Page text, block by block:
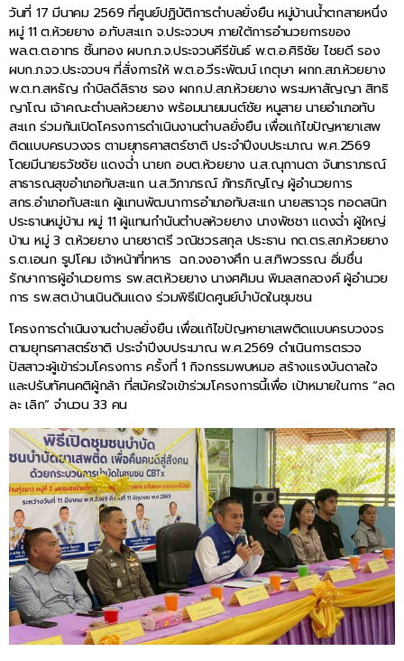
วันที่ 17 มีนาคม 2569 ที่ศูนย์ปฏิบัติการตำบลยั่งยืน หมู่บ้านน้ำตกสายหนึ่ง
หมู่ 11 ต.ห้วยยาง อ.ทับสะแก จ.ประจวบฯ ภายใต้การอำนวยการของ
พล.ต.ต.อาทร ชิ้นทอง ผบก.ภ.จ.ประจวบคีรีขันธ์ พ.ต.อ.ศิริชัย ไชยดี รอง
ผบก.ภ.จว.ประจวบฯ ที่สั่งการให้ พ.ต.อ.วีระพัฒน์ เกตุษา ผกก.สภ.ห้วยยาง
พ.ต.ท.สหธัญ กำบิลดีลิราช รอง ผกก.ป.สภ.ห้วยยาง พระมหาสัญญา สิทธิ
ญาโณ เจ้าคณะตำบลห้วยยาง พร้อมนายมนต์ชัย หนูสาย นายอำเภอทับ
สะเเก ร่วมกันเปิดโครงการดำเนินงานตำบลยั่งยืน เพื่อแก้ไขปัญหายาเสพ
ติดแบบครบวงจร ตามยุทธศาสตร์ชาติ ประจำปีงบประมาณ พ.ศ.2569
โดยมีนายธวัชชัย แดงฉ่ำ นายก อบต.ห้วยยาง น.ส.ณุกานดา จันทราภรณ์
สาธารณสุขอำเภอทับสะเเก น.ส.วิภาภรณ์ ภัทรภิญโญ ผู้อำนวยการ
สกร.อำเภอทับสะเเก ผู้แทนพัฒนาการอำเภอทับสะเเก นายสราวุธ ทอดสนิท
ประธานหมู่บ้าน หมู่ 11 ผู้แทนกำนันตำบลห้วยยาง นางพัชชา เเดงฉ่ำ ผู้ใหญ่
บ้าน หมู่ 3 ต.ห้วยยาง นายชาตรี วณิชวรสกุล ประธาน กต.ตร.สภ.ห้วยยาง
ร.ต.เอนก รูปโคม เจ้าหน้าที่ทหาร ฉก.จงอางศึก น.ส.ทิพวรรณ อิ่มชื่น
รักษาการผู้อำนวยการ รพ.สต.ห้วยยาง นางศศิมน พิมลสกลวงศ์ ผู้อำนวย
การ รพ.สต.บ้านเนินดินแดง ร่วมพิธีเปิดศูนย์บำบัดในชุมชน
โครงการดำเนินงานตำบลยั่งยืน เพื่อแก้ไขปัญหายาเสพติดแบบครบวงจร
ตามยุทธศาสตร์ชาติ ประจำปีงบประมาณ พ.ศ.2569 ดำเนินการตรวจ
ปัสสาวะผู้เข้าร่วมโครงการ ครั้งที่ 1 กิจกรรมพบหมอ สร้างแรงบันดาลใจ
และปรับทัศนคติผู้กล้า ที่สมัครใจเข้าร่วมโครงการนี้เพื่อ เป้าหมายในการ “ลด
ละ เลิก” จำนวน 33 คน